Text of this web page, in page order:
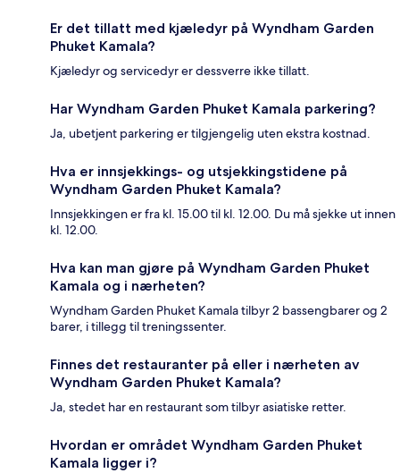
Er det tillatt med kjæledyr på Wyndham Garden
Phuket Kamala?
Kjæledyr og servicedyr er dessverre ikke tillatt.
Har Wyndham Garden Phuket Kamala parkering?
Ja, ubetjent parkering er tilgjengelig uten ekstra kostnad.
Hva er innsjekkings- og utsjekkingstidene på
Wyndham Garden Phuket Kamala?
Innsjekkingen er fra kl. 15.00 til kl. 12.00. Du må sjekke ut innen
kl. 12.00.
Hva kan man gjøre på Wyndham Garden Phuket
Kamala og i nærheten?
Wyndham Garden Phuket Kamala tilbyr 2 bassengbarer og 2
barer, i tillegg til treningssenter.
Finnes det restauranter på eller i nærheten av
Wyndham Garden Phuket Kamala?
Ja, stedet har en restaurant som tilbyr asiatiske retter.
Hvordan er området Wyndham Garden Phuket
Kamala ligger i?